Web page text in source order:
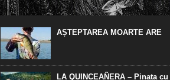
”La urma urmei, cred că legendele și miturile sunt
în mare parte făcute din „adevăr”.“ R. R. Tolkien.
AȘTEPTAREA MOARTE ARE
LA QUINCEAÑERA – Pinata cu